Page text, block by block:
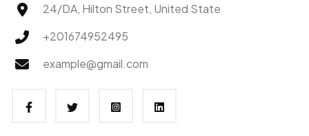
24/DA, Hilton Street, United State
+201674952495
example@gmail.com